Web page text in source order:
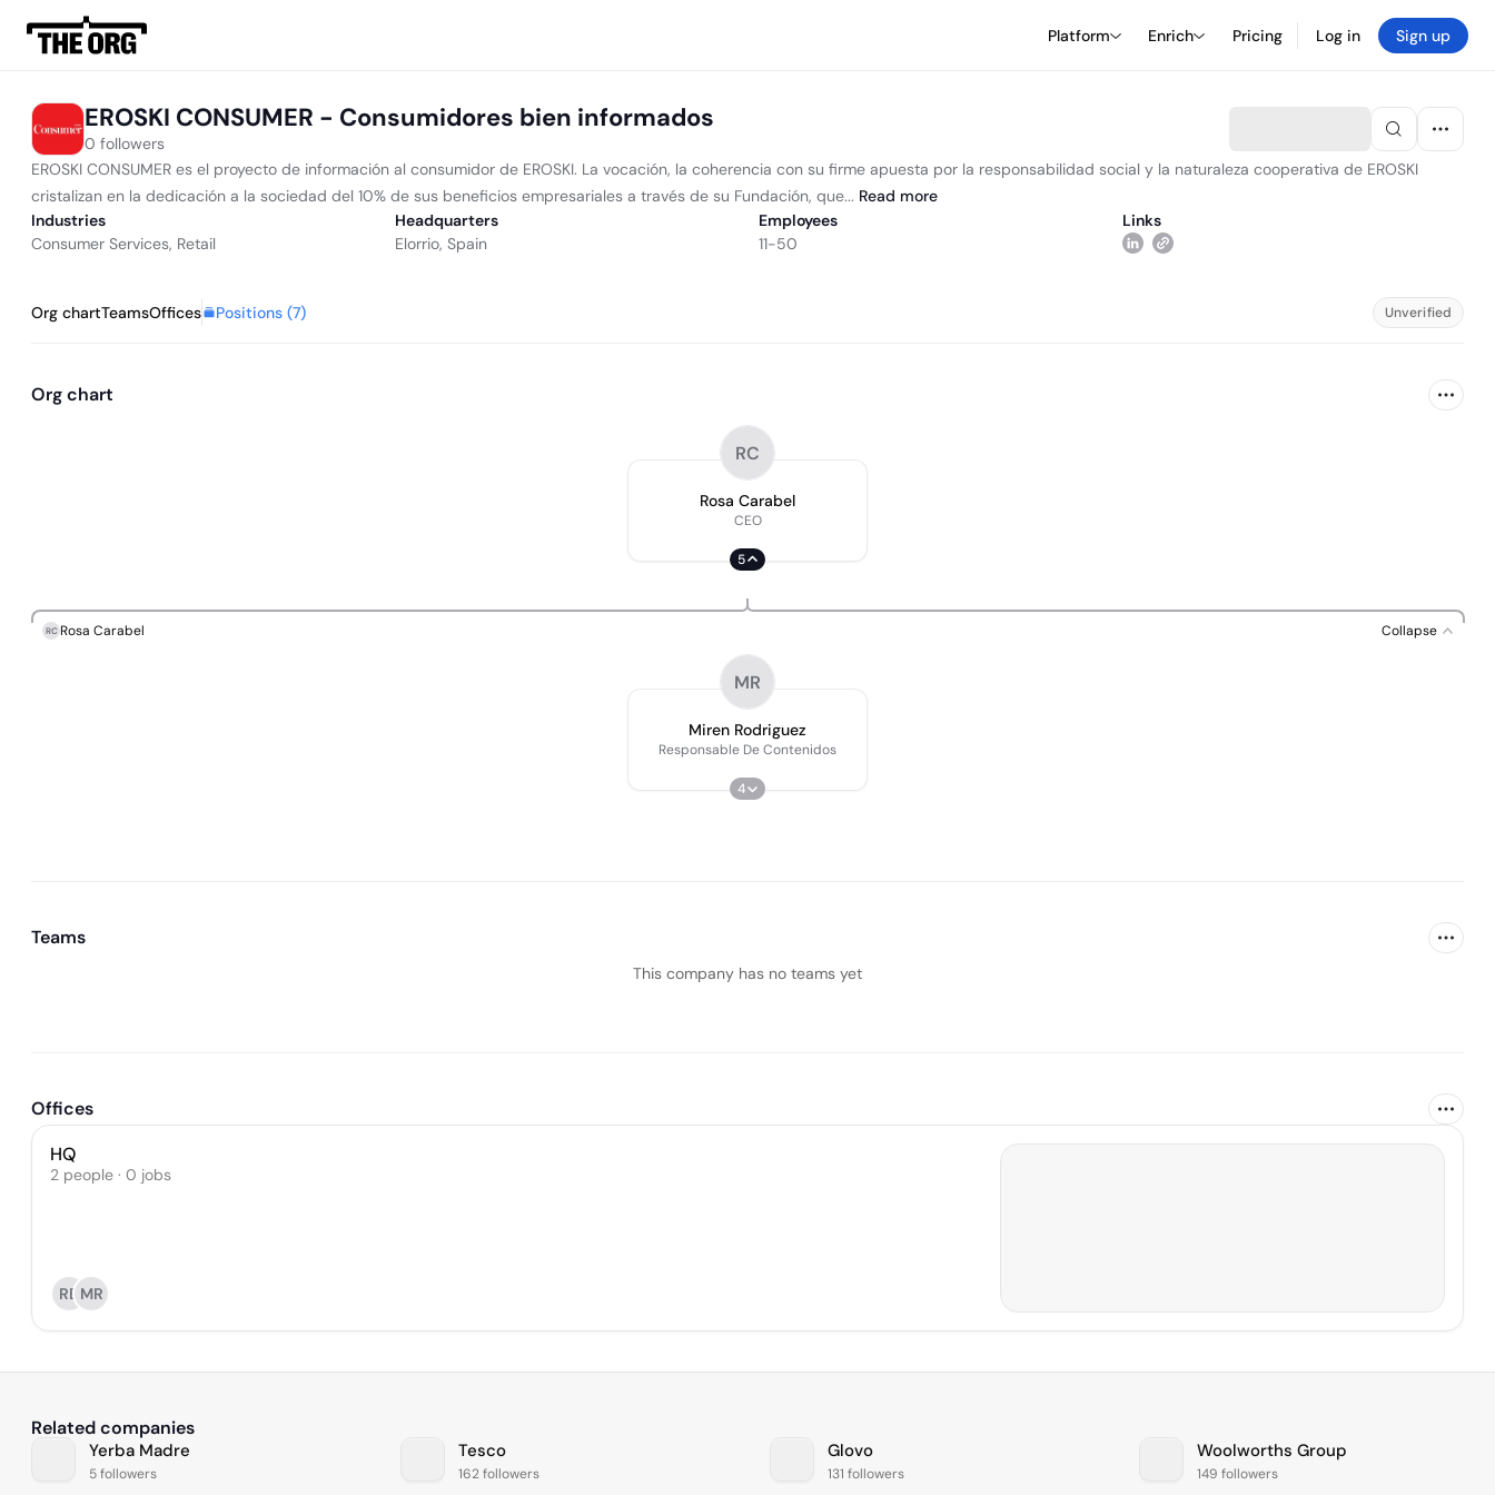
Platform Enrich Pricing Log in Sign up
EROSKI CONSUMER - Consumidores bien informados
0 followers
EROSKI CONSUMER es el proyecto de información al consumidor de EROSKI. La vocación, la coherencia con su firme apuesta por la responsabilidad social y la naturaleza cooperativa de EROSKI
cristalizan en la dedicación a la sociedad del 10% de sus beneficios empresariales a través de su Fundación, que... Read more
Industries
Consumer Services, Retail
Headquarters
Elorrio, Spain
Employees
11-50
Links
Org chartTeamsOffices Positions (7) Unverified
Org chart
RC
Rosa Carabel
CEO
5
RC Rosa Carabel Collapse
MR
Miren Rodriguez
Responsable De Contenidos
4
Teams
This company has no teams yet
Offices
HQ
2 people · 0 jobs
RB MR
Related companies
Yerba Madre
5 followers
Tesco
162 followers
Glovo
131 followers
Woolworths Group
149 followers